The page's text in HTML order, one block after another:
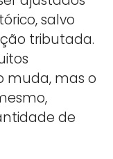
salvo
tributada.
muda, mas o
de